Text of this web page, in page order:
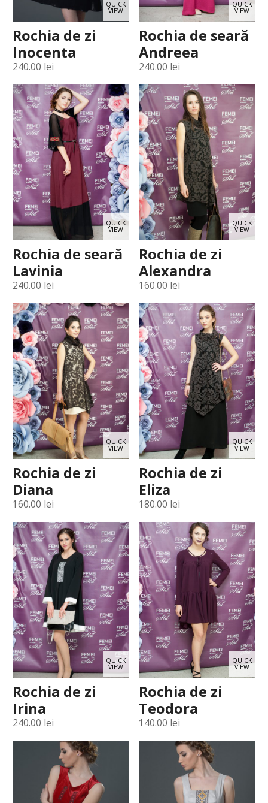
QUICK
VIEW
Rochia de zi
Inocenta
240.00 lei
QUICK
VIEW
Rochia de seară
Andreea
240.00 lei
QUICK
VIEW
Rochia de seară
Lavinia
240.00 lei
QUICK
VIEW
Rochia de zi
Alexandra
160.00 lei
QUICK
VIEW
Rochia de zi
Diana
160.00 lei
QUICK
VIEW
Rochia de zi
Eliza
180.00 lei
QUICK
VIEW
Rochia de zi
Irina
240.00 lei
QUICK
VIEW
Rochia de zi
Teodora
140.00 lei